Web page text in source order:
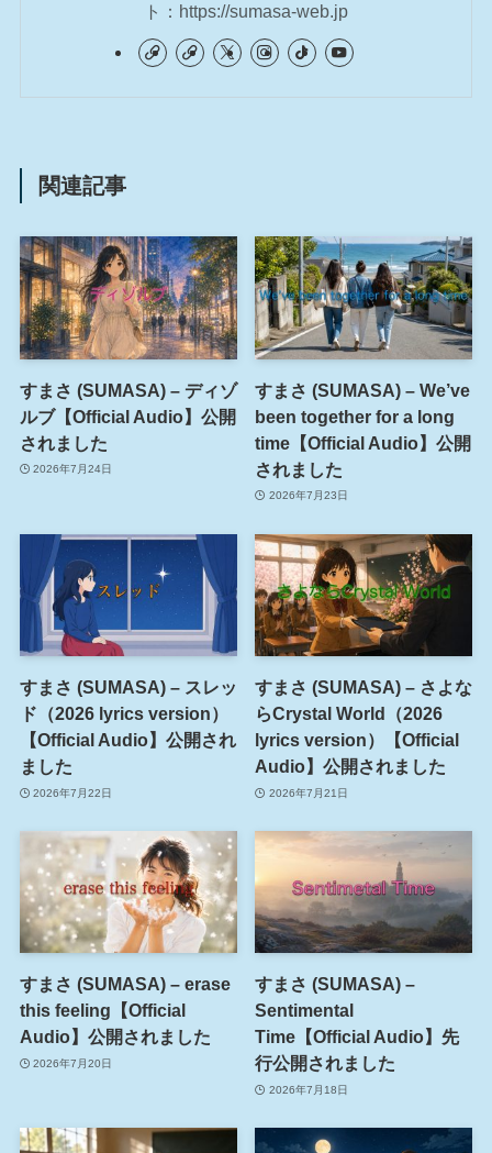
ト：https://sumasa-web.jp
関連記事
すまさ (SUMASA) – ディゾ
ルブ【Official Audio】公開
されました
2026年7月24日
すまさ (SUMASA) – We’ve
been together for a long
time【Official Audio】公開
されました
2026年7月23日
すまさ (SUMASA) – スレッ
ド（2026 lyrics version）
【Official Audio】公開され
ました
2026年7月22日
すまさ (SUMASA) – さよな
らCrystal World（2026
lyrics version）【Official
Audio】公開されました
2026年7月21日
すまさ (SUMASA) – erase
this feeling【Official
Audio】公開されました
2026年7月20日
すまさ (SUMASA) –
Sentimental
Time【Official Audio】先
行公開されました
2026年7月18日